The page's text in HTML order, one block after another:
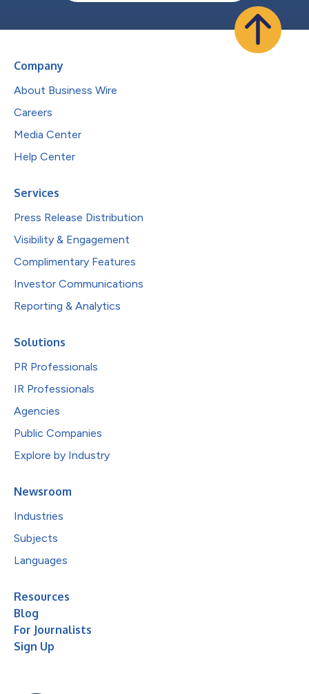
Company
About Business Wire
Careers
Media Center
Help Center
Services
Press Release Distribution
Visibility & Engagement
Complimentary Features
Investor Communications
Reporting & Analytics
Solutions
PR Professionals
IR Professionals
Agencies
Public Companies
Explore by Industry
Newsroom
Industries
Subjects
Languages
Resources
Blog
For Journalists
Sign Up